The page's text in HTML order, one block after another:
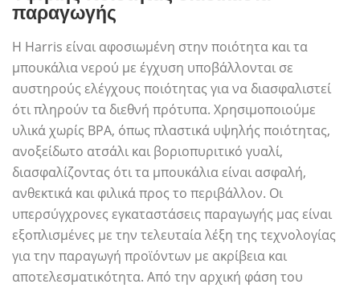
παραγωγής
Η Harris είναι αφοσιωμένη στην ποιότητα και τα
μπουκάλια νερού με έγχυση υποβάλλονται σε
αυστηρούς ελέγχους ποιότητας για να διασφαλιστεί
ότι πληρούν τα διεθνή πρότυπα. Χρησιμοποιούμε
υλικά χωρίς BPA, όπως πλαστικά υψηλής ποιότητας,
ανοξείδωτο ατσάλι και βοριοπυριτικό γυαλί,
διασφαλίζοντας ότι τα μπουκάλια είναι ασφαλή,
ανθεκτικά και φιλικά προς το περιβάλλον. Οι
υπερσύγχρονες εγκαταστάσεις παραγωγής μας είναι
εξοπλισμένες με την τελευταία λέξη της τεχνολογίας
για την παραγωγή προϊόντων με ακρίβεια και
αποτελεσματικότητα. Από την αρχική φάση του